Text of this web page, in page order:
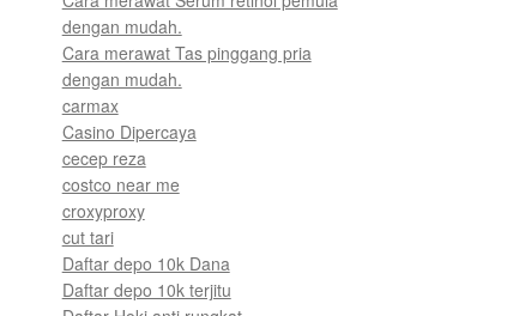
dengan mudah.
Cara merawat Tas pinggang pria
dengan mudah.
carmax
Casino Dipercaya
cecep reza
costco near me
croxyproxy
cut tari
Daftar depo 10k Dana
Daftar depo 10k terjitu